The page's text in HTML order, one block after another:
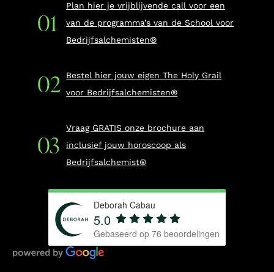
Plan hier je vrijblijvende call voor een
van de programma’s van de School voor
Bedrijfsalchemisten®
Bestel hier jouw eigen The Holy Grail
voor Bedrijfsalchemisten®
Vraag GRATIS onze brochure aan
inclusief jouw horoscoop als
Bedrijfsalchemist®
Deborah Cabau
5.0
Gebaseerd op 76 beoordelingen